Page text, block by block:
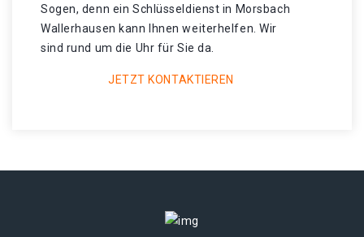
Sogen, denn ein Schlüsseldienst in Morsbach
Wallerhausen kann Ihnen weiterhelfen. Wir
sind rund um die Uhr für Sie da.
JETZT KONTAKTIEREN